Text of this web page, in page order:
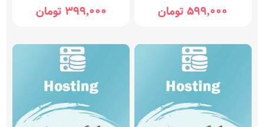
599,000 تومان 399,000 تومان